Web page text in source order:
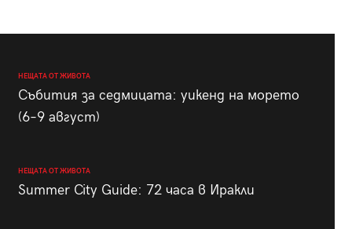
НЕЩАТА ОТ ЖИВОТА
Събития за седмицата: уикенд на морето
(6–9 август)
НЕЩАТА ОТ ЖИВОТА
Summer City Guide: 72 часа в Иракли